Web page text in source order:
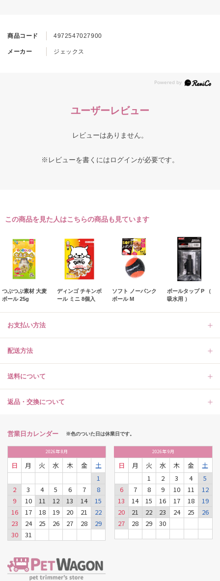
商品コード 4972547027900
メーカー ジェックス
ユーザーレビュー
レビューはありません。
※レビューを書くにはログインが必要です。
この商品を見た人はこちらの商品も見ています
つぶつぶ素材 大麦
ボール 25g
ディンゴ チキンボ
ール ミニ 8個入
ソフト ノーパンク
ボール M
ボールタップ P （
吸水用 ）
お支払い方法
配送方法
送料について
返品・交換について
営業日カレンダー ※色のついた日は休業日です。
2026年8月
日 月 火 水 木 金
土
1
2
3 4 5 6 7
8
9
10 11 12 13 14
15
16
17 18 19 20 21
22
23
24 25 26 27 28
29
30
31
2026年9月
日 月 火 水 木 金
土
1
2 3 4
5
6
7 8 9 10 11
12
13
14 15 16 17 18
19
20
21 22 23 24 25
26
27
28 29 30